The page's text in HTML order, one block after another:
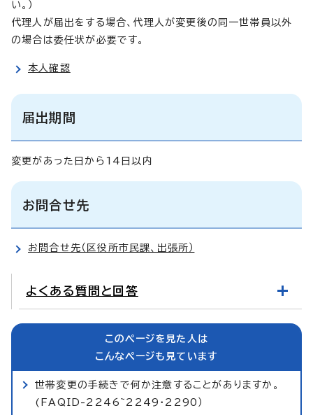
い。）
代理人が届出をする場合、代理人が変更後の同一世帯員以外
の場合は委任状が必要です。
本人確認
届出期間
変更があった日から14日以内
お問合せ先
お問合せ先（区役所市民課、出張所）
よくある質問と回答
このページを見た人は
こんなページも見ています
世帯変更の手続きで何か注意することがありますか。
(FAQID-2246~2249・2290）